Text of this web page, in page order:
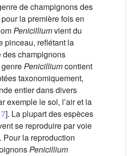
de champignons des
la première fois en
Penicilliumvient du
pinceau, reflétant la
champignons
Penicilliumcontient
taxonomiquement,
entier dans divers
exemple le sol, l’air et la
]. La plupart des espèces
se reproduire par voie
la reproduction
Penicillium